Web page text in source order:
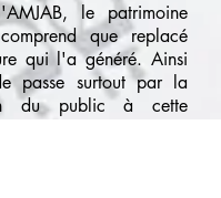
le patrimoine
que replacé
qui l'a généré. Ainsi
passe surtout par la
du public à cette